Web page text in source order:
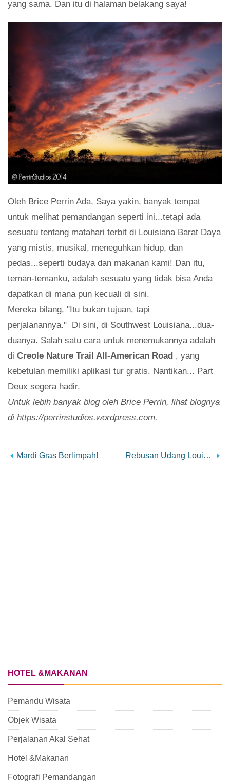
yang sama. Dan itu di halaman belakang saya!
Oleh Brice Perrin Ada, Saya yakin, banyak tempat
untuk melihat pemandangan seperti ini...tetapi ada
sesuatu tentang matahari terbit di Louisiana Barat Daya
yang mistis, musikal, meneguhkan hidup, dan
pedas...seperti budaya dan makanan kami! Dan itu,
teman-temanku, adalah sesuatu yang tidak bisa Anda
dapatkan di mana pun kecuali di sini.
Mereka bilang, "Itu bukan tujuan, tapi
perjalanannya." Di sini, di Southwest Louisiana...dua-
duanya. Salah satu cara untuk menemukannya adalah
di Creole Nature Trail All-American Road , yang
kebetulan memiliki aplikasi tur gratis. Nantikan... Part
Deux segera hadir.
Untuk lebih banyak blog oleh Brice Perrin, lihat blognya
di https://perrinstudios.wordpress.com.
Mardi Gras Berlimpah! Rebusan Udang Louisiana
HOTEL &MAKANAN
Pemandu Wisata
Objek Wisata
Perjalanan Akal Sehat
Hotel &Makanan
Fotografi Pemandangan